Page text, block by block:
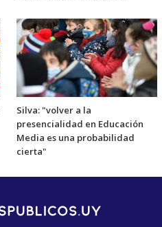
Silva: "volver a la
presencialidad en Educación
Media es una probabilidad
cierta"